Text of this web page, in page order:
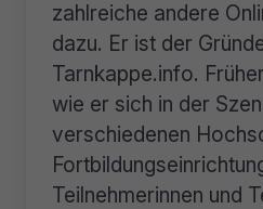
zahlreiche andere
dazu. Er ist der
Tarnkappe.info.
wie er sich in der
verschiedenen
Teilnehmerinnen und